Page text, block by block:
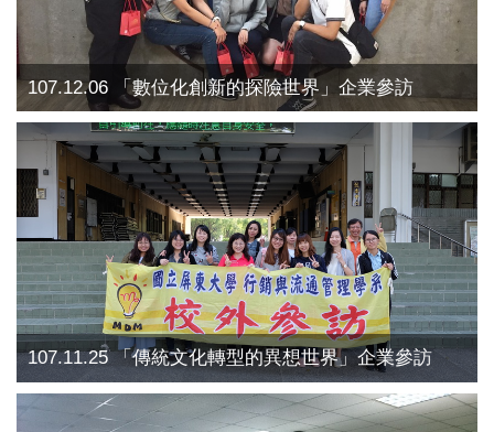
107.12.06 「數位化創新的探險世界」企業參訪
107.11.25 「傳統文化轉型的異想世界」企業參訪